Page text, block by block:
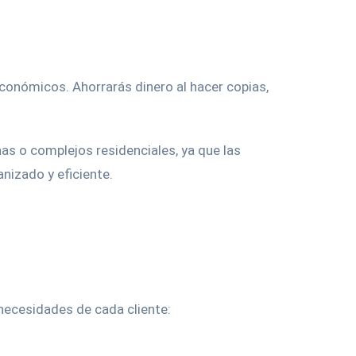
Ahorrarás dinero al hacer copias,
o complejos residenciales, ya que las
y eficiente.
de cada cliente: